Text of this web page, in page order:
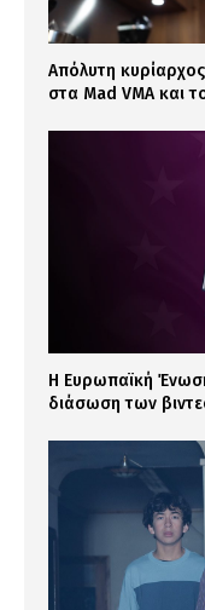
Απόλυτη
στα Mad VMA και
Η Ευρωπαϊκή
διάσωση των